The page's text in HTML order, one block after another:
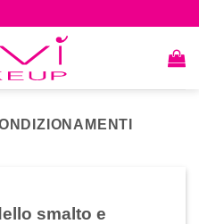
smalto e